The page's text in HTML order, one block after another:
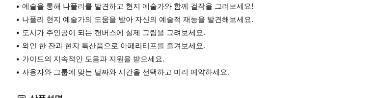
예술을 통해 나폴리를 발견하고 현지 예술가와 함께 걸작을 그려보세요!
나폴리 현지 예술가의 도움을 받아 자신의 예술적 재능을 발견해보세요.
도시가 주인공이 되는 캔버스에 실제 그림을 그려보세요.
와인 한 잔과 현지 특산품으로 아페리티프를 즐겨보세요.
가이드의 지속적인 도움과 지원을 받으세요.
사용자와 그룹에 맞는 날짜와 시간을 선택하고 미리 예약하세요.